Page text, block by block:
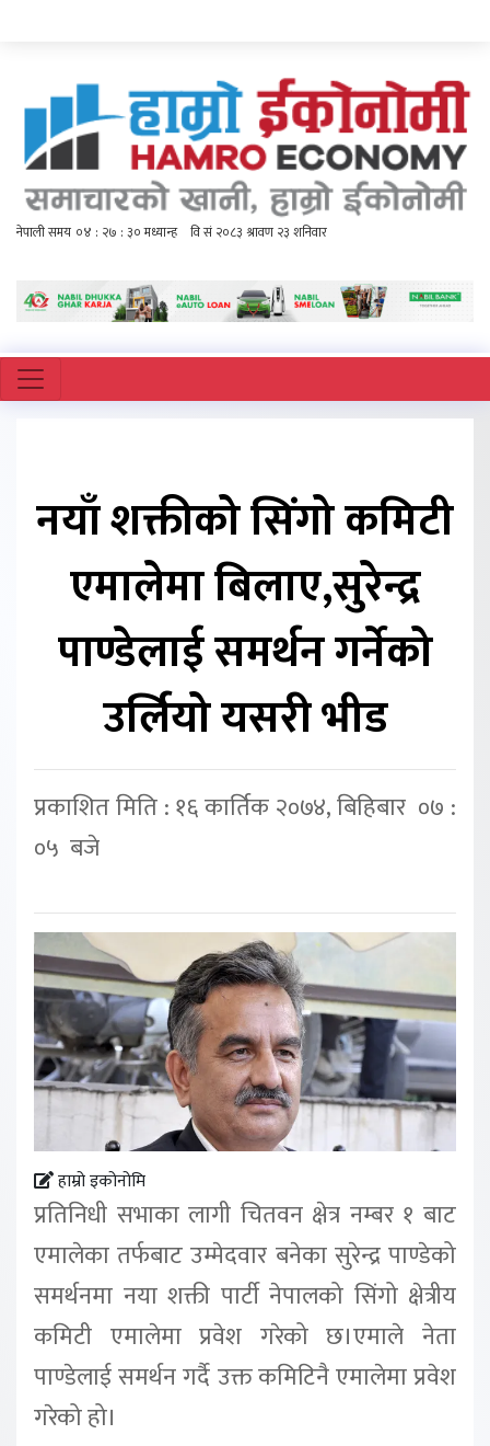
नयाँ शक्तीको सिंगो कमिटी
एमालेमा बिलाए,सुरेन्द्र
पाण्डेलाई समर्थन गर्नेको
उर्लियो यसरी भीड
प्रकाशित मिति : १६ कार्तिक २०७४, बिहिबार ०७ :
०५ बजे
हाम्रो इकोनोमि
प्रतिनिधी सभाका लागी चितवन क्षेत्र नम्बर १ बाट
एमालेका तर्फबाट उम्मेदवार बनेका सुरेन्द्र पाण्डेको
समर्थनमा नया शक्ती पार्टी नेपालको सिंगो क्षेत्रीय
कमिटी एमालेमा प्रवेश गरेको छ।एमाले नेता
पाण्डेलाई समर्थन गर्दै उक्त कमिटिनै एमालेमा प्रवेश
गरेको हो।